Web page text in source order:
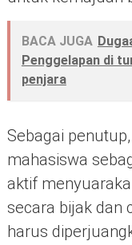
BACA JUGA
Penggelapan di
penjara
Sebagai
mahasiswa
aktif
secara bijak dan
harus